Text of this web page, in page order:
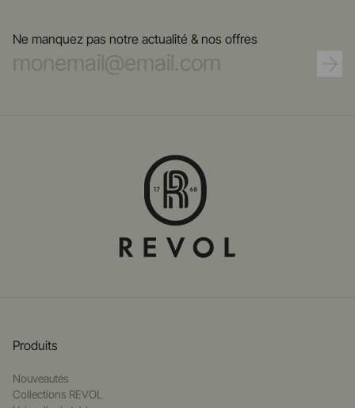
Ne manquez pas notre actualité & nos offres
Produits
Nouveautés
Collections REVOL